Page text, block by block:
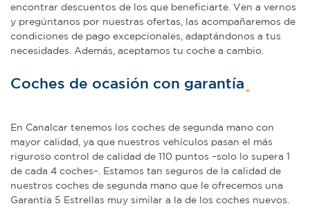
encontrar descuentos de los que beneficiarte. Ven a vernos
y pregúntanos por nuestras ofertas, las acompañaremos de
condiciones de pago excepcionales, adaptándonos a tus
necesidades. Además, aceptamos tu coche a cambio.
Coches de ocasión con garantía
En Canalcar tenemos los coches de segunda mano con
mayor calidad, ya que nuestros vehículos pasan el más
riguroso control de calidad de 110 puntos –solo lo supera 1
de cada 4 coches–. Estamos tan seguros de la calidad de
nuestros coches de segunda mano que le ofrecemos una
Garantía 5 Estrellas muy similar a la de los coches nuevos.